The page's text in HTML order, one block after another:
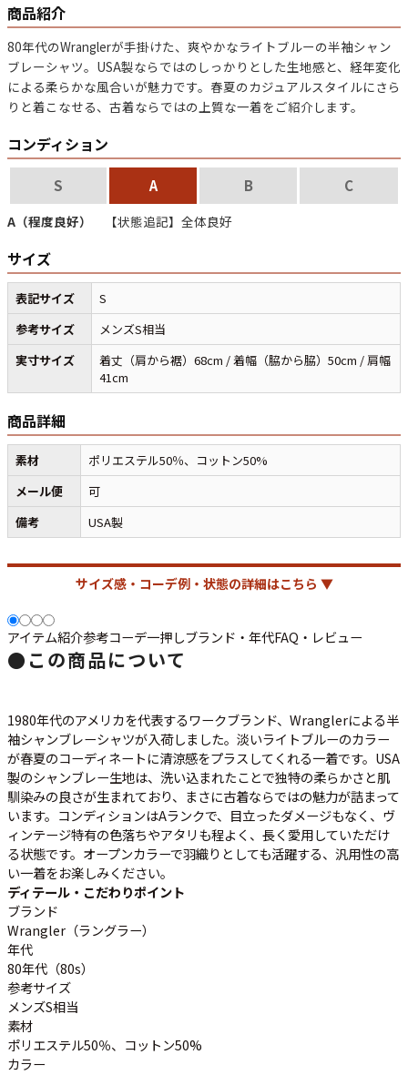
スウェット XS S M L XL
長袖シャツ XS S M L XL
半袖シャツ XS S M L XL
Tシャツ
パンツ
W30以下 W31,W32 W33,W34
W35,W36
Search by Maniacマニアックから探す
バンド
Tシャツ
アニメ
映画
USA製
すべてのマニアックを見る
Search by Period年代から探す
60年代 50年代
すべての年代を見る
週刊ラッシュアウト新聞
古着コラム
メディア・イベント情報
スタッフコーディネート
商品紹介
80年代のWranglerが手掛けた、爽やかなライトブルーの半袖シャン
ブレーシャツ。USA製ならではのしっかりとした生地感と、経年変化
による柔らかな風合いが魅力です。春夏のカジュアルスタイルにさら
りと着こなせる、古着ならではの上質な一着をご紹介します。
コンディション
S A B C
A（程度良好） 【状態追記】全体良好
サイズ
表記サイズ
S
参考サイズ
メンズS相当
実寸サイズ
着丈（肩から裾）68cm / 着幅（脇から脇）50cm / 肩幅
41cm
商品詳細
素材
ポリエステル50％、コットン50%
メール便
可
備考
USA製
サイズ感・コーデ例・状態の詳細はこちら ▼
アイテム紹介参考コーデ一押しブランド・年代FAQ・レビュー
● この商品について
1980年代のアメリカを代表するワークブランド、Wranglerによる半
袖シャンブレーシャツが入荷しました。淡いライトブルーのカラー
が春夏のコーディネートに清涼感をプラスしてくれる一着です。USA
製のシャンブレー生地は、洗い込まれたことで独特の柔らかさと肌
馴染みの良さが生まれており、まさに古着ならではの魅力が詰まって
います。コンディションはAランクで、目立ったダメージもなく、ヴ
ィンテージ特有の色落ちやアタリも程よく、長く愛用していただけ
る状態です。オープンカラーで羽織りとしても活躍する、汎用性の高
い一着をお楽しみください。
ディテール・こだわりポイント
ブランド
Wrangler（ラングラー）
年代
80年代（80s）
参考サイズ
メンズS相当
素材
ポリエステル50％、コットン50%
カラー